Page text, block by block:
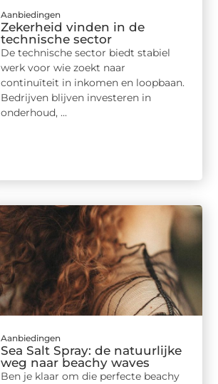
Aanbiedingen
Zekerheid vinden in de
technische sector
De technische sector biedt stabiel
werk voor wie zoekt naar
continuïteit in inkomen en loopbaan.
Bedrijven blijven investeren in
onderhoud, ...
Aanbiedingen
Sea Salt Spray: de natuurlijke
weg naar beachy waves
Ben je klaar om die perfecte beachy